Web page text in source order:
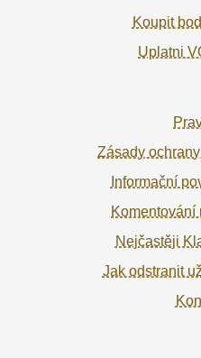
Koupit
Uplatni
Zásady
Informační
Komentování
Nejčastěji
Jak odstranit